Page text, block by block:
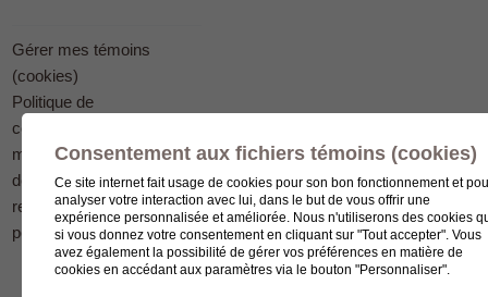
Gérer mes témoins
(cookies)
Politique de
confidentialité en
matière
de protection des
renseignements
personnels
Consentement aux fichiers témoins (cookies)
Ce site internet fait usage de cookies pour son bon fonctionnement et
analyser votre interaction avec lui, dans le but de vous offrir une
expérience personnalisée et améliorée. Nous n'utiliserons des cookies
si vous donnez votre consentement en cliquant sur "Tout accepter". Vous
avez également la possibilité de gérer vos préférences en matière de
cookies en accédant aux paramètres via le bouton "Personnaliser".